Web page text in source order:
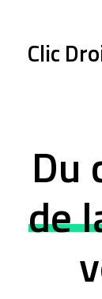
Clic
Du
de